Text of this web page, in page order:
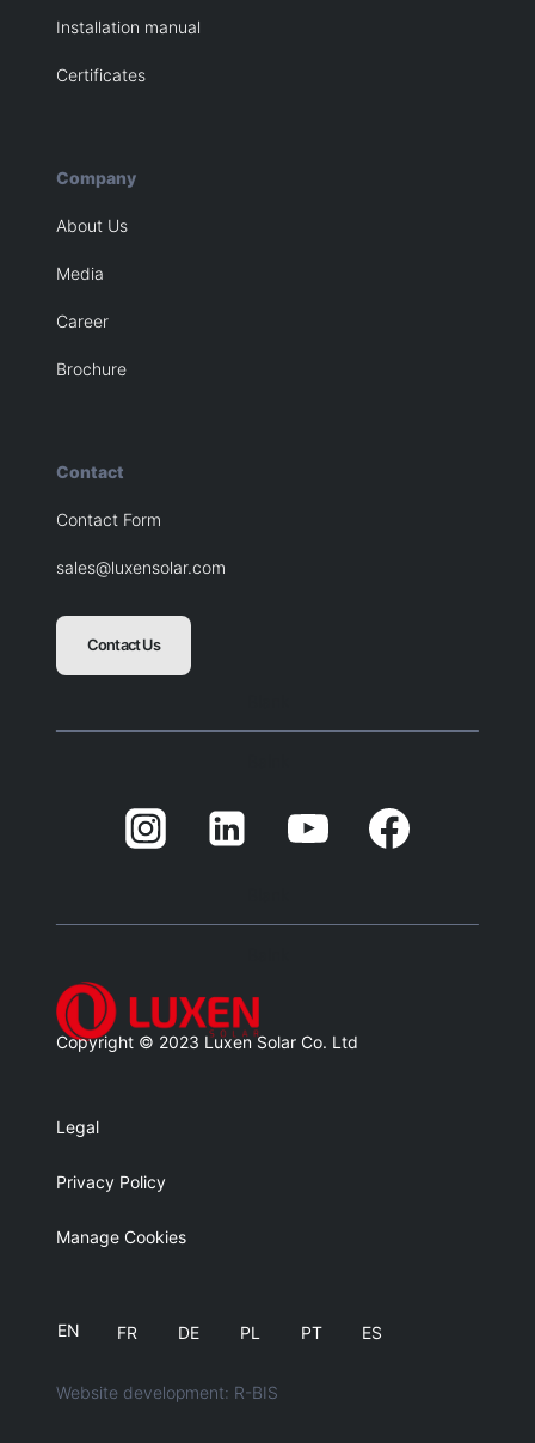
Installation manual
Certificates
Company
About Us
Media
Career
Brochure
Contact
Contact Form
sales@luxensolar.com
Contact Us
Copyright © 2023 Luxen Solar Co. Ltd
Legal
Privacy Policy
Manage Cookies
EN FR DE PL PT ES
Website development: R-BIS